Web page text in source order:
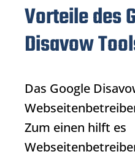
Vorteile des
Disavow
Das Google
Zum einen hilft es